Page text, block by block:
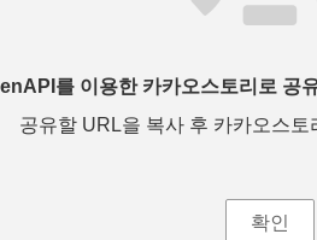
를 이용한 카카오스토리로 공
공유할 URL을 복사 후 카카오스
확인